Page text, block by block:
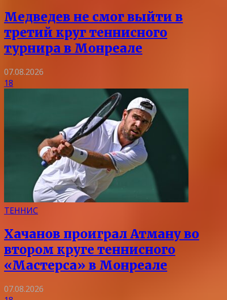
Медведев не смог выйти в
третий круг теннисного
турнира в Монреале
07.08.2026
18
ТЕННИС
Хачанов проиграл Атману во
втором круге теннисного
«Мастерса» в Монреале
07.08.2026